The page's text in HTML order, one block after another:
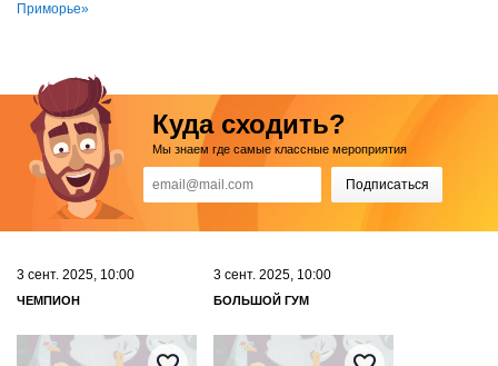
Приморье»
Куда сходить?
Мы знаем где самые классные мероприятия
Подписаться
3 сент. 2025, 10:00
ЧЕМПИОН
3 сент. 2025, 10:00
БОЛЬШОЙ ГУМ